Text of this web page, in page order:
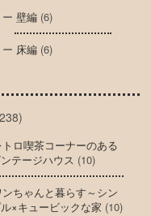
壁編 (6)
床編 (6)
トロ喫茶コーナーのある
テージハウス (10)
ンちゃんと暮らす～シン
×キュービックな家 (10)